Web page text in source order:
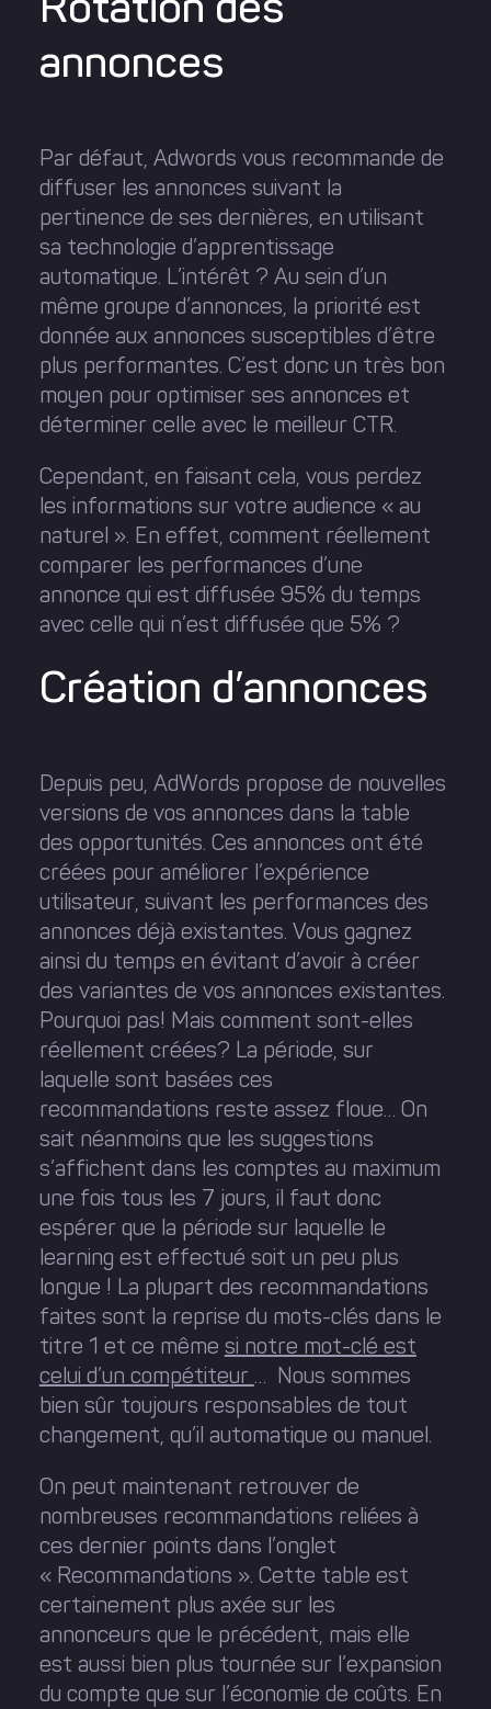
Rotation des
annonces
Par défaut, Adwords vous recommande de
diffuser les annonces suivant la
pertinence de ses dernières, en utilisant
sa technologie d’apprentissage
automatique. L’intérêt ? Au sein d’un
même groupe d’annonces, la priorité est
donnée aux annonces susceptibles d’être
plus performantes. C’est donc un très bon
moyen pour optimiser ses annonces et
déterminer celle avec le meilleur CTR.
Cependant, en faisant cela, vous perdez
les informations sur votre audience « au
naturel ». En effet, comment réellement
comparer les performances d’une
annonce qui est diffusée 95% du temps
avec celle qui n’est diffusée que 5% ?
Création d’annonces
Depuis peu, AdWords propose de nouvelles
versions de vos annonces dans la table
des opportunités. Ces annonces ont été
créées pour améliorer l’expérience
utilisateur, suivant les performances des
annonces déjà existantes. Vous gagnez
ainsi du temps en évitant d’avoir à créer
des variantes de vos annonces existantes.
Pourquoi pas! Mais comment sont-elles
réellement créées? La période, sur
laquelle sont basées ces
recommandations reste assez floue… On
sait néanmoins que les suggestions
s’affichent dans les comptes au maximum
une fois tous les 7 jours, il faut donc
espérer que la période sur laquelle le
learning est effectué soit un peu plus
longue ! La plupart des recommandations
faites sont la reprise du mots-clés dans le
titre 1 et ce même si notre mot-clé est
celui d’un compétiteur … Nous sommes
bien sûr toujours responsables de tout
changement, qu’il automatique ou manuel.
On peut maintenant retrouver de
nombreuses recommandations reliées à
ces dernier points dans l’onglet
« Recommandations ». Cette table est
certainement plus axée sur les
annonceurs que le précédent, mais elle
est aussi bien plus tournée sur l’expansion
du compte que sur l’économie de coûts. En